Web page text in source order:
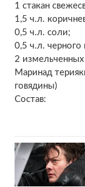
1 стакан
1,5 ч.л.
0,5 ч.л. соли;
0,5 ч.л. черного
2 измельченных
Маринад
говядины)
Состав: